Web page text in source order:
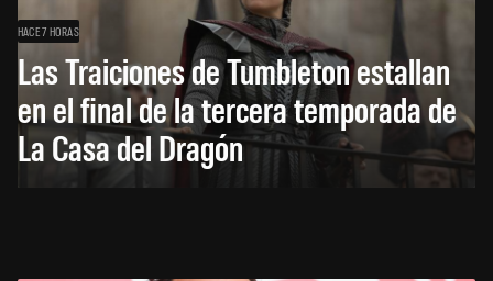
HACE 7 HORAS
Las Traiciones de Tumbleton estallan
en el final de la tercera temporada de
La Casa del Dragón